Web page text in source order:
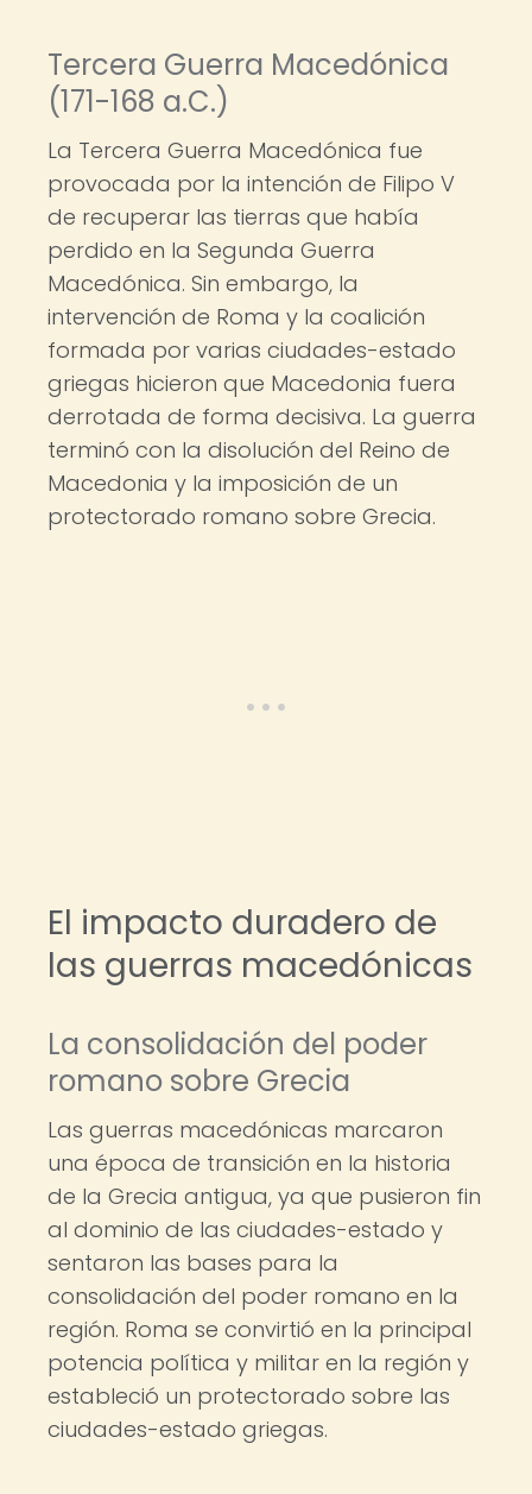
Tercera Guerra Macedónica
(171-168 a.C.)
La Tercera Guerra Macedónica fue
provocada por la intención de Filipo V
de recuperar las tierras que había
perdido en la Segunda Guerra
Macedónica. Sin embargo, la
intervención de Roma y la coalición
formada por varias ciudades-estado
griegas hicieron que Macedonia fuera
derrotada de forma decisiva. La guerra
terminó con la disolución del Reino de
Macedonia y la imposición de un
protectorado romano sobre Grecia.
El impacto duradero de
las guerras macedónicas
La consolidación del poder
romano sobre Grecia
Las guerras macedónicas marcaron
una época de transición en la historia
de la Grecia antigua, ya que pusieron fin
al dominio de las ciudades-estado y
sentaron las bases para la
consolidación del poder romano en la
región. Roma se convirtió en la principal
potencia política y militar en la región y
estableció un protectorado sobre las
ciudades-estado griegas.